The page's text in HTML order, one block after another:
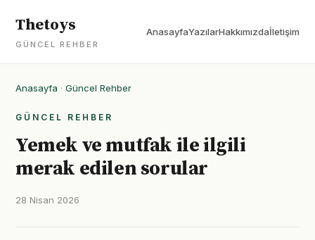
Thetoys
GÜNCEL REHBER
AnasayfaYazılarHakkımızdaİletişim
Anasayfa · Güncel Rehber
GÜNCEL REHBER
Yemek ve mutfak ile ilgili
merak edilen sorular
28 Nisan 2026